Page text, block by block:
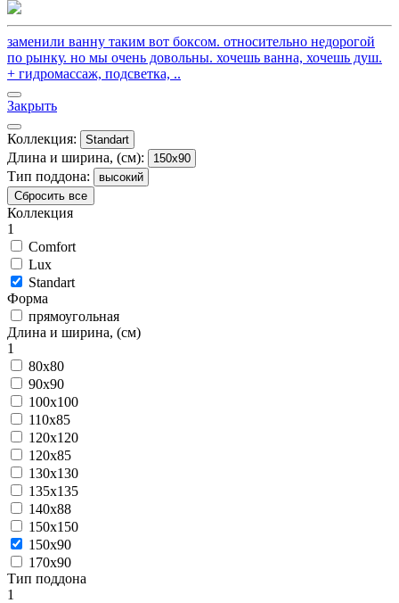
заменили ванну таким вот боксом. относительно недорогой
по рынку. но мы очень довольны. хочешь ванна, хочешь душ.
+ гидромассаж, подсветка, ..
Закрыть
Коллекция: Standart
Длина и ширина, (см): 150x90
Тип поддона:
высокий
Сбросить все
Коллекция
1
Comfort
Lux
Standart
Форма
прямоугольная
Длина и ширина, (см)
1
80x80
90x90
100x100
110x85
120x120
120x85
130x130
135x135
140x88
150x150
150x90
170x90
Тип поддона
1